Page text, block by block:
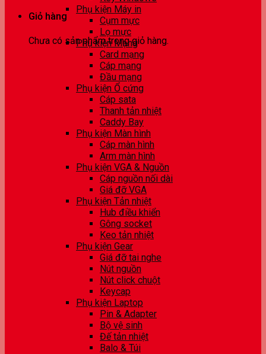
Giỏ hàng
Chưa có sản phẩm trong giỏ hàng.
Phụ kiện Máy in
Cụm mực
Lọ mực
Phụ kiện Mạng
Card mạng
Cáp mạng
Đầu mạng
Phụ kiện Ổ cứng
Cáp sata
Thanh tản nhiệt
Caddy Bay
Phụ kiện Màn hình
Cáp màn hình
Arm màn hình
Phụ kiện VGA & Nguồn
Cáp nguồn nối dài
Giá đỡ VGA
Phụ kiện Tản nhiệt
Hub điều khiển
Gông socket
Keo tản nhiệt
Phụ kiện Gear
Giá đỡ tai nghe
Nút nguồn
Nút click chuột
Keycap
Phụ kiện Laptop
Pin & Adapter
Bộ vệ sinh
Đế tản nhiệt
Balo & Túi